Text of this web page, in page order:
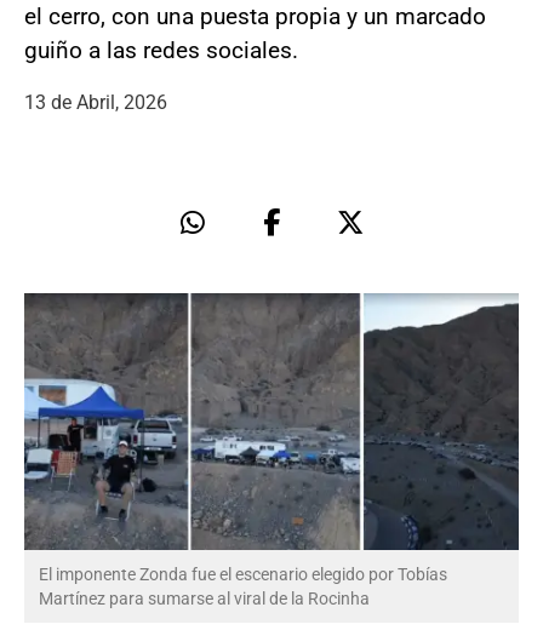
el cerro, con una puesta propia y un marcado
guiño a las redes sociales.
13 de Abril, 2026
El imponente Zonda fue el escenario elegido por Tobías
Martínez para sumarse al viral de la Rocinha